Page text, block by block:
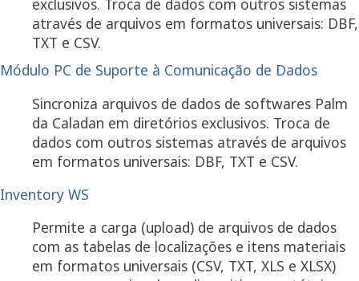
exclusivos. Troca de dados com outros sistemas
através de arquivos em formatos universais: DBF,
TXT e CSV.
Módulo PC de Suporte à Comunicação de Dados
Sincroniza arquivos de dados de softwares Palm
da Caladan em diretórios exclusivos. Troca de
dados com outros sistemas através de arquivos
em formatos universais: DBF, TXT e CSV.
Inventory WS
Permite a carga (upload) de arquivos de dados
com as tabelas de localizações e itens materiais
em formatos universais (CSV, TXT, XLS e XLSX)